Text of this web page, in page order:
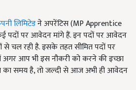
लिमिटेडने अपरेंटिस (MP Apprentice
पदों पर आवेदन मांगे हैं. इन पदों पर आवेदन
से चल रही है. इसके तहत सीमित पदों पर
आप भी इस नौकरी को करने की इच्छा
समय है, तो जल्दी से आज अभी ही आवेदन